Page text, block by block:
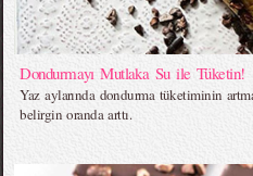
Dondurmayı Mutlaka Su ile Tüketin!
Yaz aylarında dondurma tüketiminin
belirgin oranda arttı.